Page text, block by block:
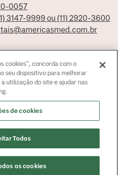
0057
3147-9999 ou (11) 2920-3600
Consulta
cookies", concorda com o
seu dispositivo para melhorar
utilização do site e ajudar nas
de cookies
Todos
os cookies